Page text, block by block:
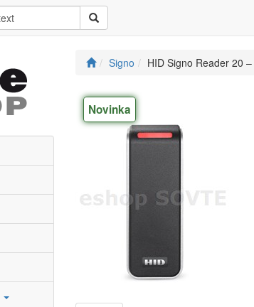
Signo HID Signo Reader 20
Novinka